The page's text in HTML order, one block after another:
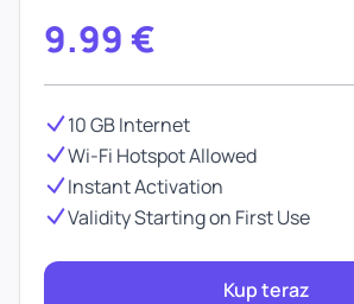
9.99 €
10 GB Internet
Wi-Fi Hotspot Allowed
Instant Activation
Validity Starting on First Use
Kup teraz